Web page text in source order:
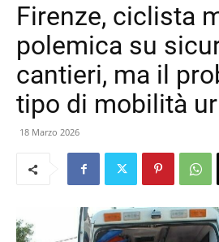
Firenze, ciclista
polemica su
cantieri, ma il
tipo di mobilità
18 Marzo 2026